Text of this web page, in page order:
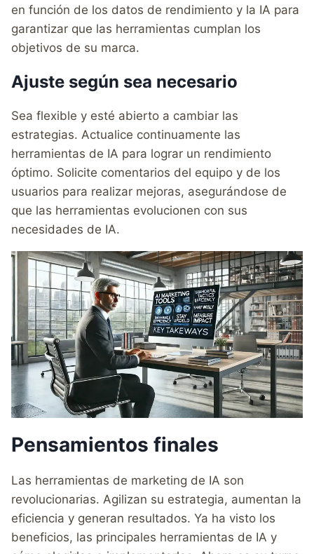
en función de los datos de rendimiento y la IA para
garantizar que las herramientas cumplan los
objetivos de su marca.
Ajuste según sea necesario
Sea flexible y esté abierto a cambiar las
estrategias. Actualice continuamente las
herramientas de IA para lograr un rendimiento
óptimo. Solicite comentarios del equipo y de los
usuarios para realizar mejoras, asegurándose de
que las herramientas evolucionen con sus
necesidades de IA.
Pensamientos finales
Las herramientas de marketing de IA son
revolucionarias. Agilizan su estrategia, aumentan la
eficiencia y generan resultados. Ya ha visto los
beneficios, las principales herramientas de IA y